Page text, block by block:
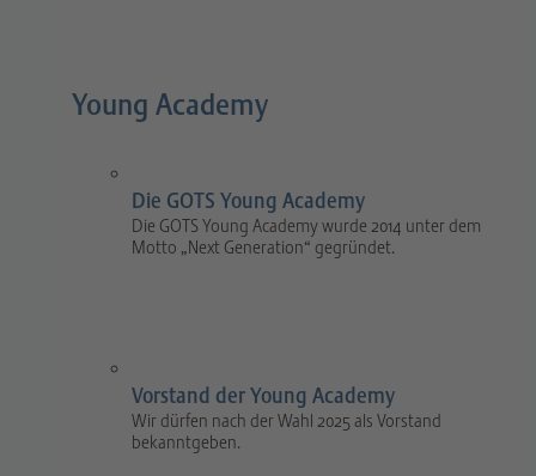
Young Academy
Die GOTS Young Academy
Die GOTS Young Academy wurde 2014 unter dem
Motto „Next Generation“ gegründet.
Vorstand der Young Academy
Wir dürfen nach der Wahl 2025 als Vorstand
bekanntgeben.